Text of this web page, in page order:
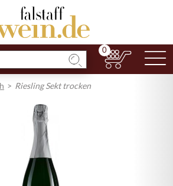
0
Riesling Sekt trocken